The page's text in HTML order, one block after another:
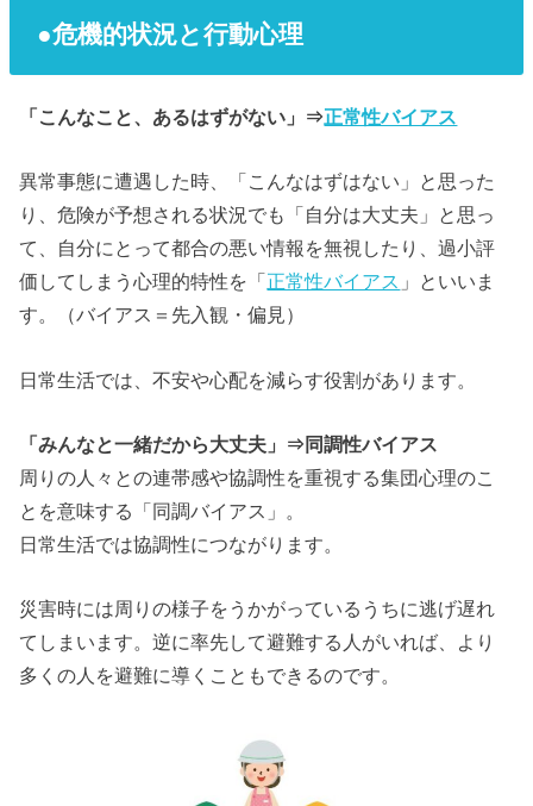
●危機的状況と行動心理
「こんなこと、あるはずがない」⇒正常性バイアス
異常事態に遭遇した時、「こんなはずはない」と思った
り、危険が予想される状況でも「自分は大丈夫」と思っ
て、自分にとって都合の悪い情報を無視したり、過小評
価してしまう心理的特性を「正常性バイアス 」といいま
す。（バイアス＝先入観・偏見）
日常生活では、不安や心配を減らす役割があります。
「みんなと一緒だから大丈夫」⇒同調性バイアス
周りの人々との連帯感や協調性を重視する集団心理のこ
とを意味する「同調バイアス」。
日常生活では協調性につながります。
災害時には周りの様子をうかがっているうちに逃げ遅れ
てしまいます。逆に率先して避難する人がいれば、より
多くの人を避難に導くこともできるのです。